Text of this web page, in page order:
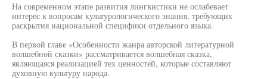
На современном этапе развития лингвистики не ослабевает
интерес к вопросам культурологического знания, требующих
раскрытия национальной специфики отдельного языка.
В первой главе «Особенности жанра авторской литературной
волшебной сказки» рассматривается волшебная сказка,
являющаяся реализацией тех ценностей, которые составляют
духовную культуру народа.